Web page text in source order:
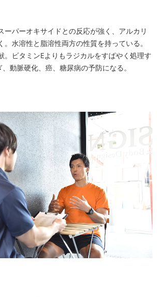
ーパーオキサイドとの反応が強く、アルカリ
水溶性と脂溶性両方の性質を持っている。
。ビタミンEよりもラジカルをすばやく処理す
動脈硬化、癌、糖尿病の予防になる。